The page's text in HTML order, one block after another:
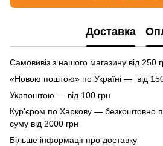
Доставка
Самовивіз з нашого магазину від 250
«Новою поштою» по Україні — від
Укрпоштою — від 100 грн
Кур'єром по Харкову — безкоштовно
суму від 2000 грн
Більше інформації про доставку